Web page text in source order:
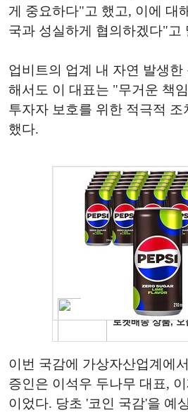
게 중요하다"고 했고, 이에 대
국과 성실하게 협의하겠다"고
업비트의 업계 내 자연 발생한
해서도 이 대표는 "무거운 책
투자자 보호를 위한 적극적
했다.
이번 국감에 가상자산업계에
증인은 이석우 두나무 대표,
이었다. 당초 '코인 국감'을 예